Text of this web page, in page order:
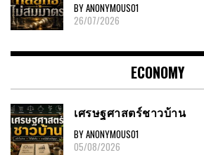
BY ANONYMOUS01
26/07/2026
ECONOMY
เศรษฐศาสตร์ชาวบ้าน
BY ANONYMOUS01
05/08/2026